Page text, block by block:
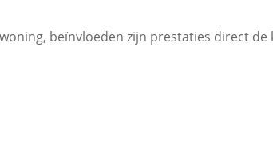
beïnvloeden zijn prestaties direct